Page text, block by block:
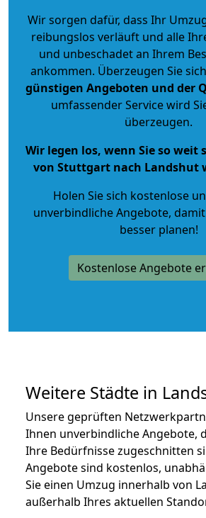
Wir sorgen dafür, dass Ihr
reibungslos verläuft und alle
und unbeschadet an Ihrem
ankommen. Überzeugen Sie
günstigen Angeboten und der
umfassender Service wird
überzeugen.
Wir legen los, wenn Sie so weit
von Stuttgart nach Landshut
Holen Sie sich kostenlose
unverbindliche Angebote,
besser planen!
Kostenlose Angebote
Weitere Städte in
Unsere geprüften
Ihnen unverbindliche Angebote,
Ihre Bedürfnisse zugeschnitten
Angebote sind kostenlos,
Sie einen Umzug innerhalb von
außerhalb Ihres aktuellen